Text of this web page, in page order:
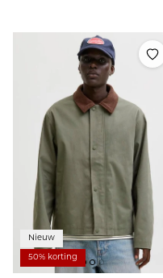
Nieuw
50% korting